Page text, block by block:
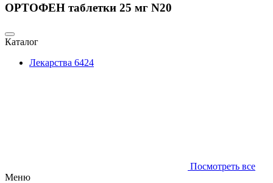
ОРТОФЕН таблетки 25 мг N20
Каталог
Лекарства 6424
Посмотреть все
Меню